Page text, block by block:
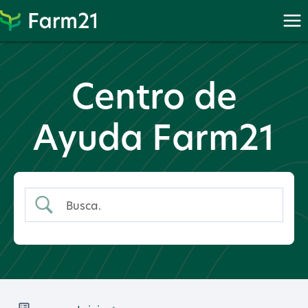
Proceder
PayPal
Centro de
Ayuda Farm21